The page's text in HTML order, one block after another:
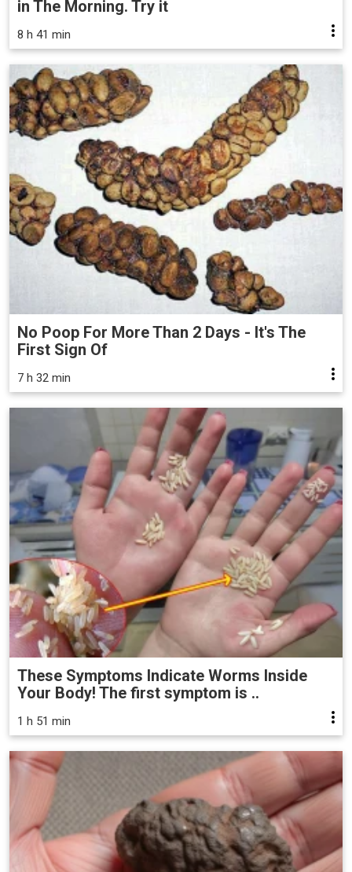
in The Morning. Try it
8 h 41 min
No Poop For More Than 2 Days - It's The
First Sign Of
7 h 32 min
These Symptoms Indicate Worms Inside
Your Body! The first symptom is ..
1 h 51 min